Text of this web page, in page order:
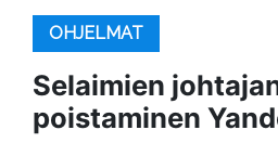
OHJELMAT
Selaimien
poistaminen